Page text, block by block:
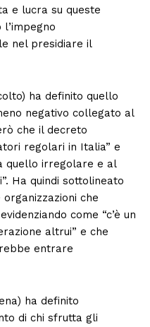
e lucra su queste
l’impegno
nel presidiare il
ha definito quello
negativo collegato al
che il decreto
regolari in Italia” e
quello irregolare e al
Ha quindi sottolineato
che
come “c’è un
altrui” e che
entrare
ha definito
di chi sfrutta gli